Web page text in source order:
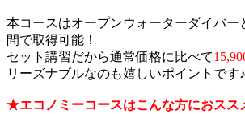
本コースはオープンウォーターダイバー
間で取得可能！
セット講習だから通常価格に比べて
リーズナブルなのも嬉しいポイントです♪
★エコノミーコースはこんな方におスス